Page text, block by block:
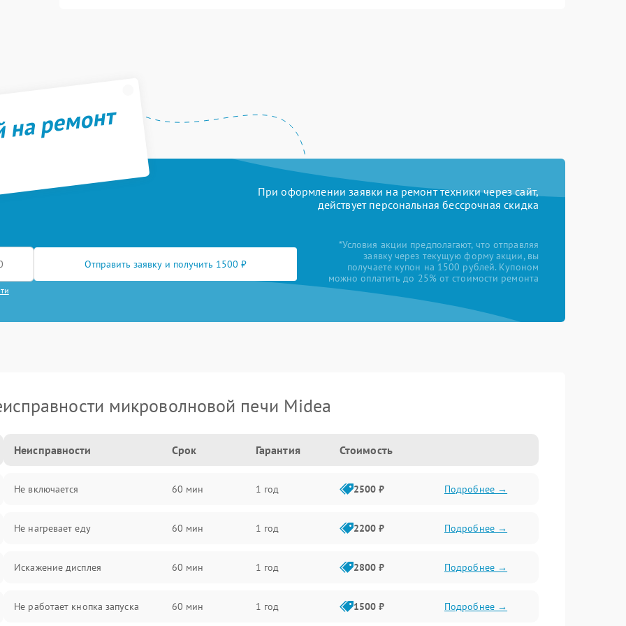
ремонт
При оформлении заявки на ремонт техники через сайт,
действует персональная бессрочная скидка
Отправить заявку и получить 1500 ₽
*Условия акции предполагают, что отправляя
заявку через текущую форму акции, вы
получаете купон на 1500 рублей. Купоном
можно оплатить до 25% от стоимости ремонта
микроволновой печи Midea
Неисправности Срок Гарантия Стоимость
Не включается 60 мин 1 год 2500 ₽ Подробнее →
Не нагревает еду 60 мин 1 год 2200 ₽ Подробнее →
Искажение дисплея 60 мин 1 год 2800 ₽ Подробнее →
Не работает кнопка запуска 60 мин 1 год 1500 ₽ Подробнее →